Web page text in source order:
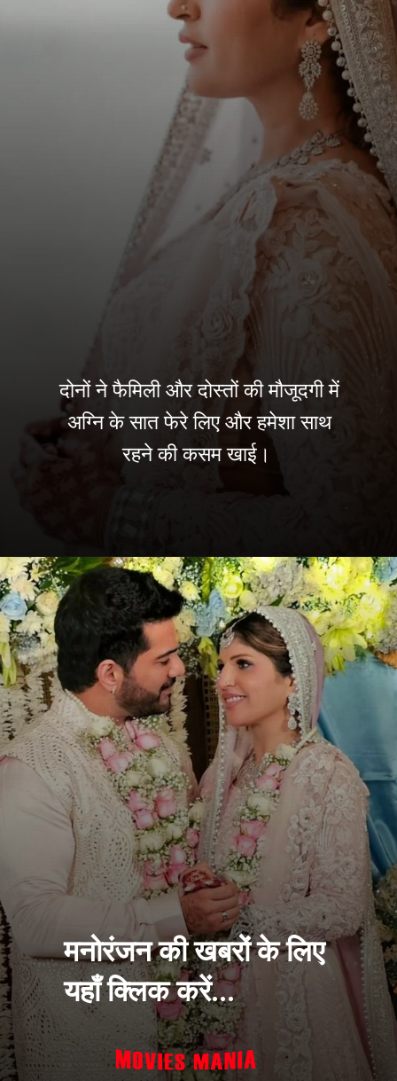
दोनों ने फैमिली और दोस्तों की मौजूदगी में
अग्नि के सात फेरे लिए और हमेशा साथ
रहने की कसम खाई।
मनोरंजन की खबरों के लिए
यहाँ क्लिक करें...